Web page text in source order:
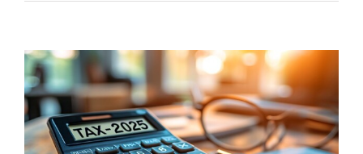
Bekijk
grotere
afbeelding